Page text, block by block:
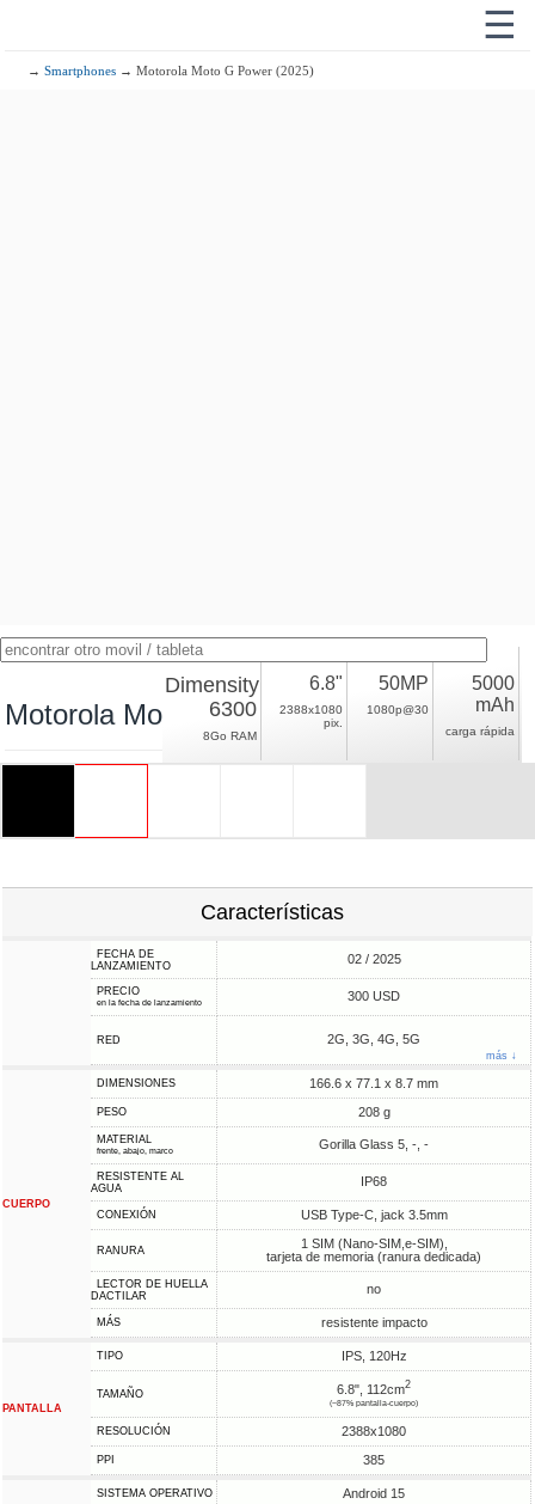
☰
→Smartphones → Motorola Moto G Power (2025)
Motorola Moto G Power (2025)
Dimensity
6300
8Go RAM
6.8"
2388x1080
pix.
50MP
1080p@30
5000
mAh
carga rápida
Características
FECHA DE
LANZAMIENTO
02 / 2025
PRECIO
en la fecha de lanzamiento 300 USD
RED 2G, 3G, 4G, 5G
más ↓
CUERPO
DIMENSIONES 166.6 x 77.1 x 8.7 mm
PESO 208 g
MATERIAL
frente, abajo, marco Gorilla Glass 5, -, -
RESISTENTE AL
AGUA
IP68
CONEXIÓN USB Type-C, jack 3.5mm
RANURA
1 SIM (Nano-SIM,e-SIM),
tarjeta de memoria (ranura dedicada)
LECTOR DE HUELLA
DACTILAR
no
MÁS resistente impacto
PANTALLA
TIPO IPS, 120Hz
TAMAÑO 6.8", 112cm2
(~87% pantalla-cuerpo)
RESOLUCIÓN 2388x1080
PPI 385
SISTEMA OPERATIVO Android 15